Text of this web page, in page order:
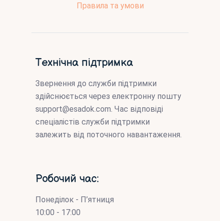
Правила та умови
Технічна підтримка
Звернення до служби підтримки
здійснюється через електронну пошту
support@esadok.com . Час відповіді
спеціалістів служби підтримки
залежить від поточного навантаження.
Робочий час:
Понеділок - П’ятниця
10:00 - 17:00